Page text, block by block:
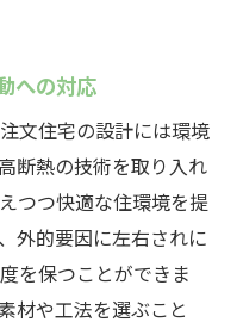
への対応
文住宅の設計には環境
断熱の技術を取り入れ
つつ快適な住環境を提
外的要因に左右されに
を保つことができま
材や工法を選ぶこと